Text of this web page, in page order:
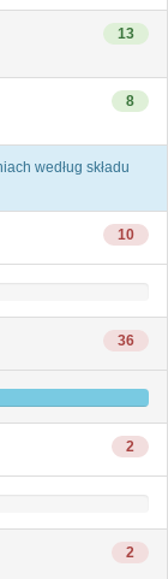
13
8
według składu
10
36
2
2